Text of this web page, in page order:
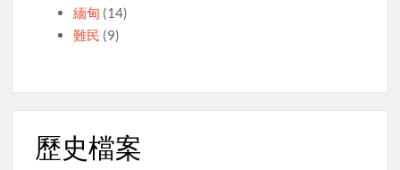
緬甸 (14)
難民 (9)
歷史檔案